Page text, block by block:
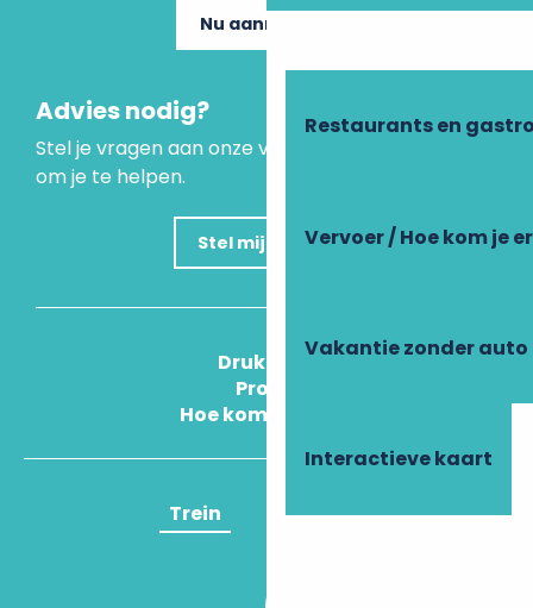
Restaurants en
Vervoer / Hoe kom je
Vakantie zonder auto
Interactieve kaart
Nu aanmelden
Advies nodig?
Stel je vragen aan onze virtuele assistent, die er is
om je te helpen.
Stel mijn vraag
Druk Op
Pros
Hoe kom ik daar?
Trein Vliegtuig